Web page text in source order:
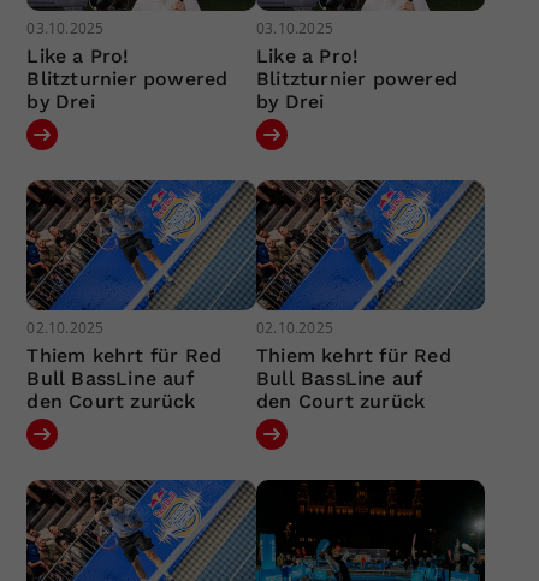
03.10.2025
Like a Pro!
Blitzturnier powered
by Drei
03.10.2025
Like a Pro!
Blitzturnier powered
by Drei
02.10.2025
Thiem kehrt für Red
Bull BassLine auf
den Court zurück
02.10.2025
Thiem kehrt für Red
Bull BassLine auf
den Court zurück